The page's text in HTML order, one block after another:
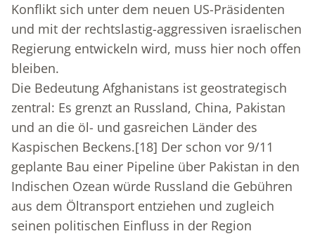
Konflikt sich unter dem neuen US-Präsidenten
und mit der rechtslastig-aggressiven israelischen
Regierung entwickeln wird, muss hier noch offen
bleiben.
Die Bedeutung Afghanistans ist geostrategisch
zentral: Es grenzt an Russland, China, Pakistan
und an die öl- und gasreichen Länder des
Kaspischen Beckens.[18] Der schon vor 9/11
geplante Bau einer Pipeline über Pakistan in den
Indischen Ozean würde Russland die Gebühren
aus dem Öltransport entziehen und zugleich
seinen politischen Einfluss in der Region